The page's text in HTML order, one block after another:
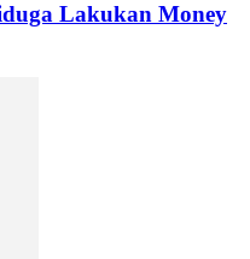
Lakukan Money